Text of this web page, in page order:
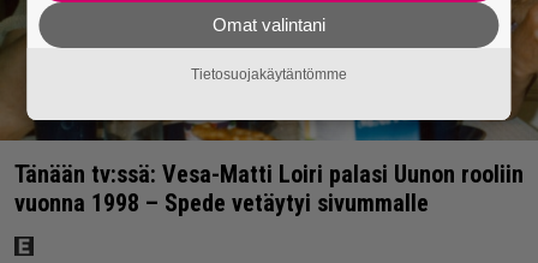
Tänään tv:ssä: Vesa-Matti Loiri palasi Uunon rooliin
vuonna 1998 – Spede vetäytyi sivummalle
Omat valintani
Tietosuojakäytäntömme